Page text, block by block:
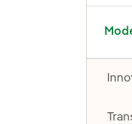
Alternar el